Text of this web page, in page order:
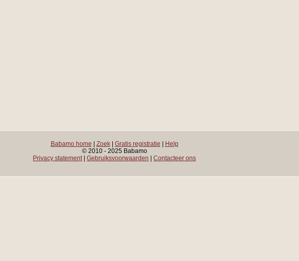
Babamo home Zoek| Gratis registratie
Help
© 2010 - 2025 Babamo
Privacy statement| Gebruiksvoorwaarden Contacteer ons